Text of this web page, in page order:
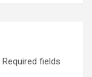
Required fields